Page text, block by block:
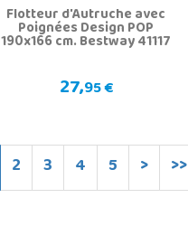
Flotteur d'Autruche avec
Poignées Design POP
190x166 cm. Bestway 41117
27,95 €
2 3 4 5 > >>